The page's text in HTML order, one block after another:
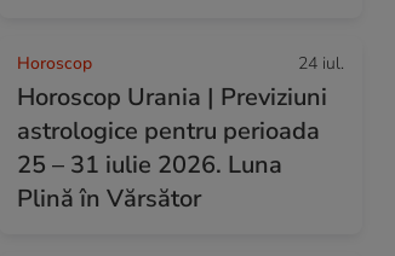
Horoscop 24 iul.
Horoscop Urania | Previziuni
astrologice pentru perioada
25 – 31 iulie 2026. Luna
Plină în Vărsător